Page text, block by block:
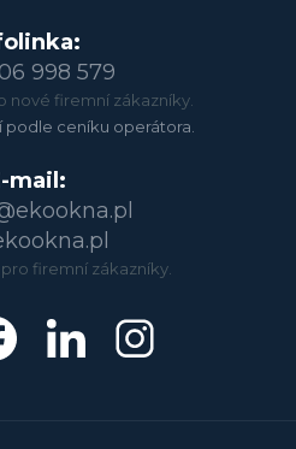
998 579
nové firemní zákazníky.
podle ceníku operátora.
mail:
firemní zákazníky.